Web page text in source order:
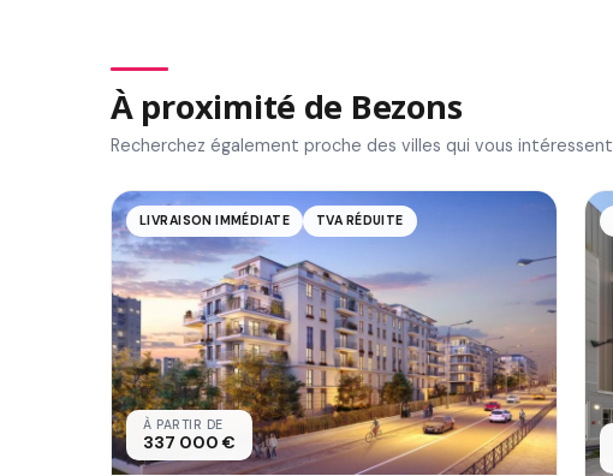
À proximité de Bezons
Recherchez également proche des villes qui vous intéressent
LIVRAISON IMMÉDIATE TVA RÉDUITE
À PARTIR DE
337 000 €